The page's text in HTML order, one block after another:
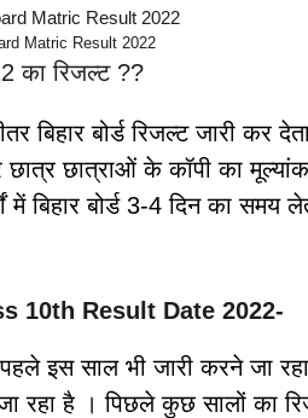
Matric Result 2022
का रिजल्ट ??
बोर्ड रिजल्ट जारी कर
छात्राओं के कॉपी का
में बिहार बोर्ड 3-4 दिन का समय
10th Result Date 2022-
से पहले इस साल भी जारी करने जा
रहा है । पिछले कुछ सालों का